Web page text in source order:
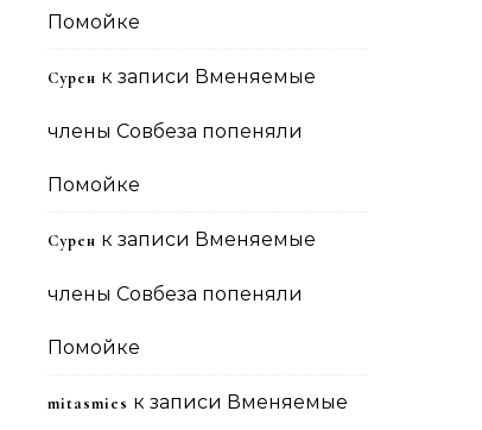
Помойке
Сурен к записи Вменяемые
члены Совбеза попеняли
Помойке
Сурен к записи Вменяемые
члены Совбеза попеняли
Помойке
mitasmies к записи Вменяемые